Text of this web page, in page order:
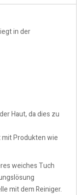
in der
Haut, da dies zu
Produkten wie
weiches Tuch
mit dem Reiniger.